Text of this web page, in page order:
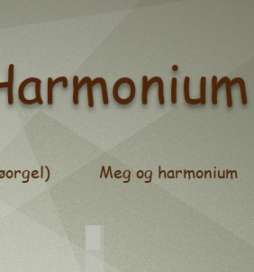
Meg og harmonium